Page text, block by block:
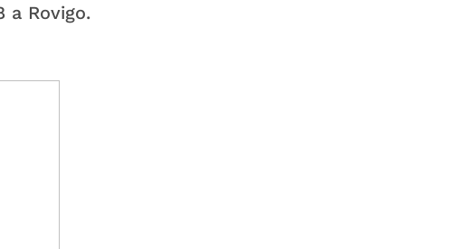
a Rovigo.